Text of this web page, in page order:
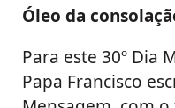
Óleo da
Para este 30º Dia
Papa Francisco